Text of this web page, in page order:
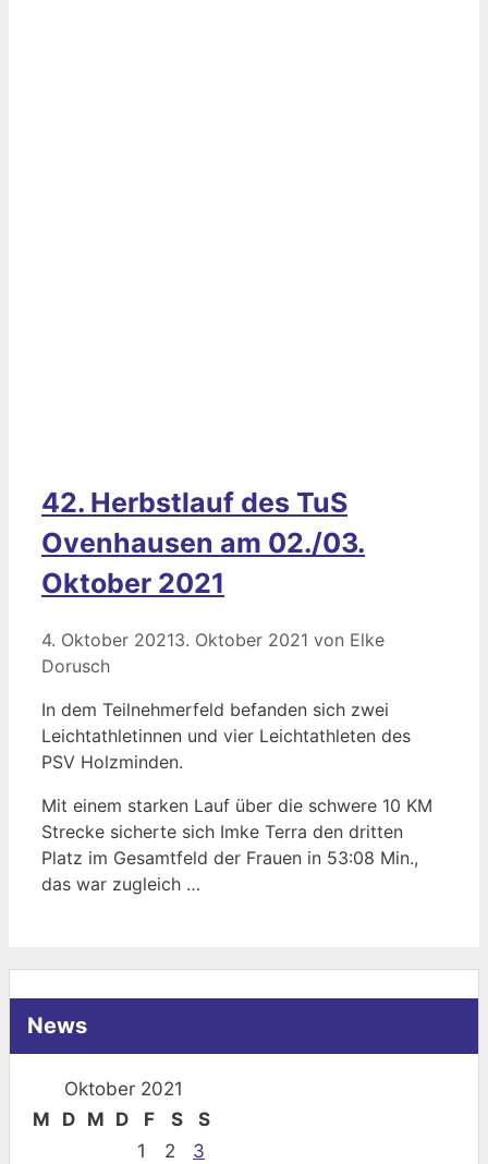
42. Herbstlauf des TuS
Ovenhausen am 02./03.
Oktober 2021
4. Oktober 20213. Oktober 2021 von Elke
Dorusch
In dem Teilnehmerfeld befanden sich zwei
Leichtathletinnen und vier Leichtathleten des
PSV Holzminden.
Mit einem starken Lauf über die schwere 10 KM
Strecke sicherte sich Imke Terra den dritten
Platz im Gesamtfeld der Frauen in 53:08 Min.,
das war zugleich …
News
Oktober 2021
M
D M D F S
S
1
2
3